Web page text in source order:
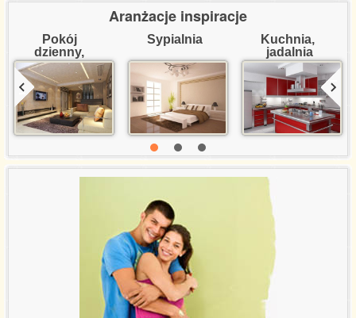
Aranżacje inspiracje
Pokój
dzienny,
salon
Sypialnia
Kuchnia,
jadalnia